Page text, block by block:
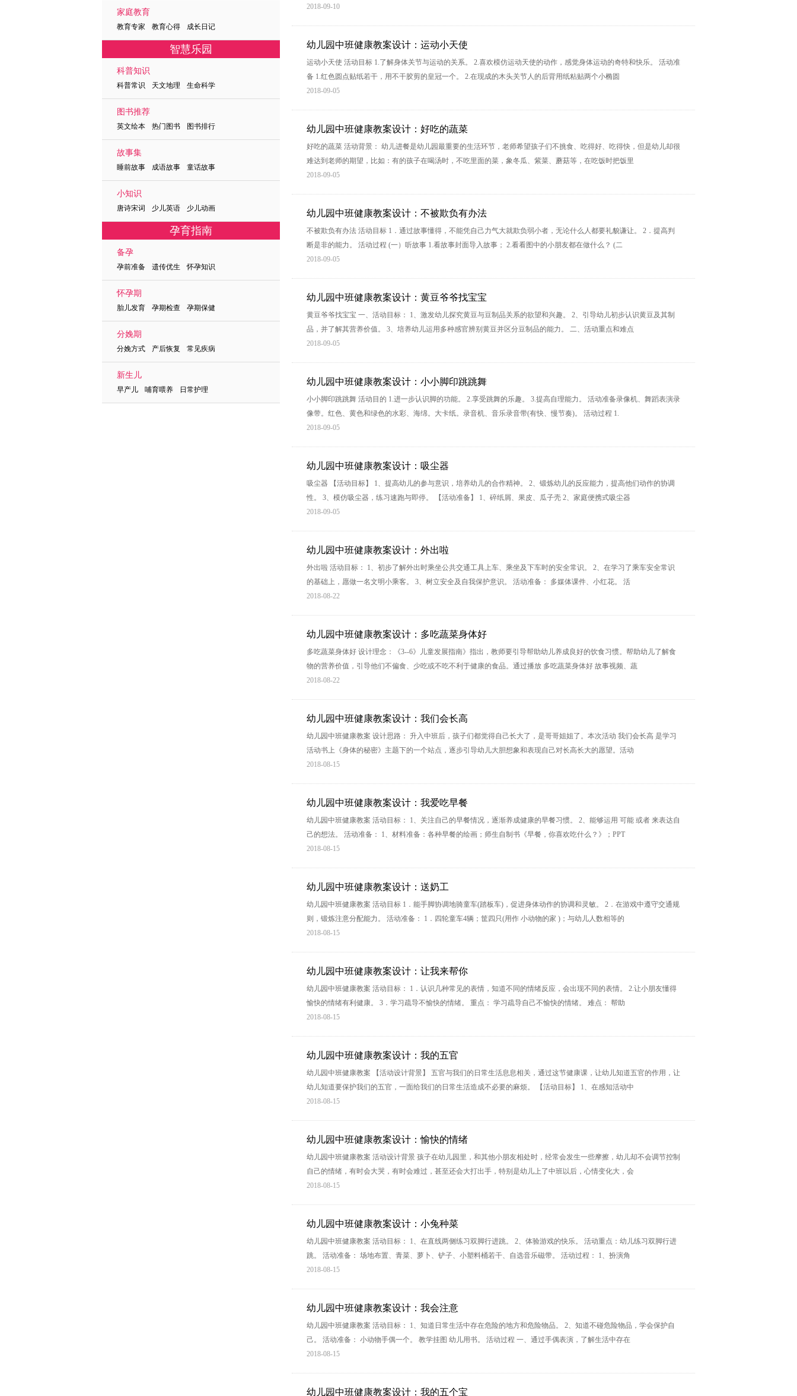
家庭教育
教育专家 教育心得 成长日记
智慧乐园
科普知识
科普常识 天文地理 生命科学
图书推荐
英文绘本 热门图书 图书排行
故事集
睡前故事 成语故事 童话故事
小知识
唐诗宋词 少儿英语 少儿动画
孕育指南
备孕
孕前准备 遗传优生 怀孕知识
怀孕期
胎儿发育 孕期检查 孕期保健
分娩期
分娩方式 产后恢复 常见疾病
新生儿
早产儿 哺育喂养 日常护理
2018-09-10
幼儿园中班健康教案设计：运动小天使
运动小天使 活动目标 1.了解身体关节与运动的关系。 2.喜欢模仿运动天使的动作，感觉身体运动的奇特和快乐。 活动准
备 1.红色圆点贴纸若干，用不干胶剪的皇冠一个。 2.在现成的木头关节人的后背用纸粘贴两个小椭圆
2018-09-05
幼儿园中班健康教案设计：好吃的蔬菜
好吃的蔬菜 活动背景： 幼儿进餐是幼儿园最重要的生活环节，老师希望孩子们不挑食、吃得好、吃得快，但是幼儿却很
难达到老师的期望，比如：有的孩子在喝汤时，不吃里面的菜，象冬瓜、紫菜、蘑菇等，在吃饭时把饭里
2018-09-05
幼儿园中班健康教案设计：不被欺负有办法
不被欺负有办法 活动目标 1．通过故事懂得，不能凭自己力气大就欺负弱小者，无论什么人都要礼貌谦让。 2．提高判
断是非的能力。 活动过程 (一）听故事 1.看故事封面导入故事； 2.看看图中的小朋友都在做什么？ (二
2018-09-05
幼儿园中班健康教案设计：黄豆爷爷找宝宝
黄豆爷爷找宝宝 一、活动目标： 1、激发幼儿探究黄豆与豆制品关系的欲望和兴趣。 2、引导幼儿初步认识黄豆及其制
品，并了解其营养价值。 3、培养幼儿运用多种感官辨别黄豆并区分豆制品的能力。 二、活动重点和难点
2018-09-05
幼儿园中班健康教案设计：小小脚印跳跳舞
小小脚印跳跳舞 活动目的 1.进一步认识脚的功能。 2.享受跳舞的乐趣。 3.提高自理能力。 活动准备录像机、舞蹈表演录
像带。红色、黄色和绿色的水彩、海绵。大卡纸。录音机、音乐录音带(有快、慢节奏)。 活动过程 1.
2018-09-05
幼儿园中班健康教案设计：吸尘器
吸尘器 【活动目标】 1、提高幼儿的参与意识，培养幼儿的合作精神。 2、锻炼幼儿的反应能力，提高他们动作的协调
性。 3、模仿吸尘器，练习速跑与即停。 【活动准备】 1、碎纸屑、果皮、瓜子壳 2、家庭便携式吸尘器
2018-09-05
幼儿园中班健康教案设计：外出啦
外出啦 活动目标： 1、初步了解外出时乘坐公共交通工具上车、乘坐及下车时的安全常识。 2、在学习了乘车安全常识
的基础上，愿做一名文明小乘客。 3、树立安全及自我保护意识。 活动准备： 多媒体课件、小红花。 活
2018-08-22
幼儿园中班健康教案设计：多吃蔬菜身体好
多吃蔬菜身体好 设计理念：《3--6》儿童发展指南》指出，教师要引导帮助幼儿养成良好的饮食习惯。帮助幼儿了解食
物的营养价值，引导他们不偏食、少吃或不吃不利于健康的食品。通过播放 多吃蔬菜身体好 故事视频、蔬
2018-08-22
幼儿园中班健康教案设计：我们会长高
幼儿园中班健康教案 设计思路： 升入中班后，孩子们都觉得自己长大了，是哥哥姐姐了。本次活动 我们会长高 是学习
活动书上《身体的秘密》主题下的一个站点，逐步引导幼儿大胆想象和表现自己对长高长大的愿望。活动
2018-08-15
幼儿园中班健康教案设计：我爱吃早餐
幼儿园中班健康教案 活动目标： 1、关注自己的早餐情况，逐渐养成健康的早餐习惯。 2、能够运用 可能 或者 来表达自
己的想法。 活动准备： 1、材料准备：各种早餐的绘画；师生自制书《早餐，你喜欢吃什么？》；PPT
2018-08-15
幼儿园中班健康教案设计：送奶工
幼儿园中班健康教案 活动目标 1．能手脚协调地骑童车(踏板车)，促进身体动作的协调和灵敏。 2．在游戏中遵守交通规
则，锻炼注意分配能力。 活动准备： 1．四轮童车4辆；筐四只(用作 小动物的家 )；与幼儿人数相等的
2018-08-15
幼儿园中班健康教案设计：让我来帮你
幼儿园中班健康教案 活动目标： 1．认识几种常见的表情，知道不同的情绪反应，会出现不同的表情。 2.让小朋友懂得
愉快的情绪有利健康。 3．学习疏导不愉快的情绪。 重点： 学习疏导自己不愉快的情绪。 难点： 帮助
2018-08-15
幼儿园中班健康教案设计：我的五官
幼儿园中班健康教案 【活动设计背景】 五官与我们的日常生活息息相关，通过这节健康课，让幼儿知道五官的作用，让
幼儿知道要保护我们的五官，一面给我们的日常生活造成不必要的麻烦。 【活动目标】 1、在感知活动中
2018-08-15
幼儿园中班健康教案设计：愉快的情绪
幼儿园中班健康教案 活动设计背景 孩子在幼儿园里，和其他小朋友相处时，经常会发生一些摩擦，幼儿却不会调节控制
自己的情绪，有时会大哭，有时会难过，甚至还会大打出手，特别是幼儿上了中班以后，心情变化大，会
2018-08-15
幼儿园中班健康教案设计：小兔种菜
幼儿园中班健康教案 活动目标： 1、在直线两侧练习双脚行进跳。 2、体验游戏的快乐。 活动重点：幼儿练习双脚行进
跳。 活动准备： 场地布置、青菜、萝卜、铲子、小塑料桶若干、自选音乐磁带。 活动过程： 1、扮演角
2018-08-15
幼儿园中班健康教案设计：我会注意
幼儿园中班健康教案 活动目标： 1、知道日常生活中存在危险的地方和危险物品。 2、知道不碰危险物品，学会保护自
己。 活动准备： 小动物手偶一个。 教学挂图 幼儿用书。 活动过程 一、通过手偶表演，了解生活中存在
2018-08-15
幼儿园中班健康教案设计：我的五个宝